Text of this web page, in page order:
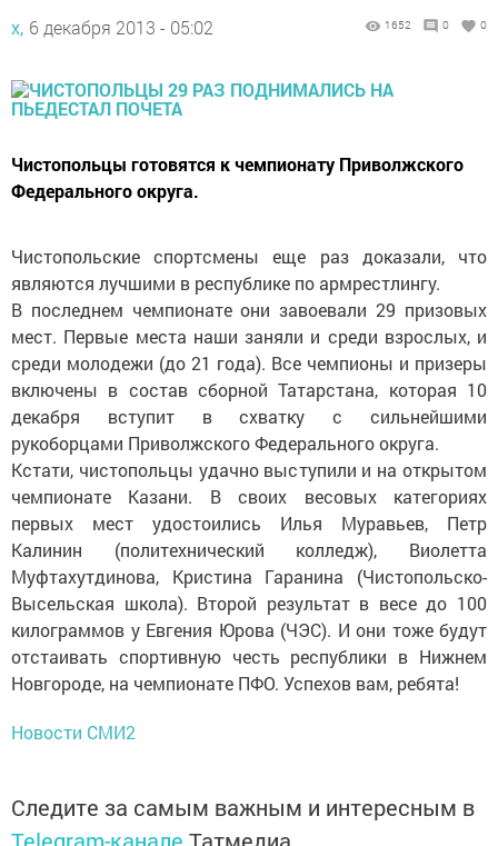
х, 6 декабря 2013 - 05:02 1652 0 0
Чистопольцы готовятся к чемпионату Приволжского
Федерального округа.
Чистопольские спортсмены еще раз доказали, что
являются лучшими в республике по армрестлингу.
В последнем чемпионате они завоевали 29 призовых
мест. Первые места наши заняли и среди взрослых, и
среди молодежи (до 21 года). Все чемпионы и призеры
включены в состав сборной Татарстана, которая 10
декабря вступит в схватку с сильнейшими
рукоборцами Приволжского Федерального округа.
Кстати, чистопольцы удачно выступили и на открытом
чемпионате Казани. В своих весовых категориях
первых мест удостоились Илья Муравьев, Петр
Калинин (политехнический колледж), Виолетта
Муфтахутдинова, Кристина Гаранина (Чистопольско-
Высельская школа). Второй результат в весе до 100
килограммов у Евгения Юрова (ЧЭС). И они тоже будут
отстаивать спортивную честь республики в Нижнем
Новгороде, на чемпионате ПФО. Успехов вам, ребята!
Новости СМИ2
Следите за самым важным и интересным в